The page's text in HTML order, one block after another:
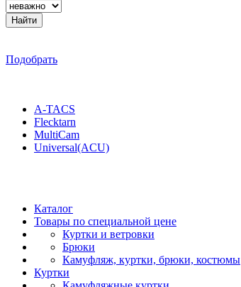
Подобрать
A-TACS
Flecktarn
MultiCam
Universal(ACU)
Каталог
Товары по специальной цене
Куртки и ветровки
Брюки
Камуфляж, куртки, брюки, костюмы
Куртки